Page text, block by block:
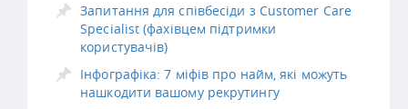
Запитання для співбесіди з Customer Care
Specialist (фахівцем підтримки
користувачів)
Інфографіка: 7 міфів про найм, які можуть
нашкодити вашому рекрутингу